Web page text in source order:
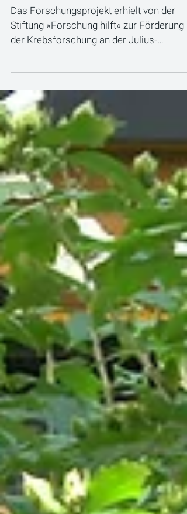
HIRNTUMORE"
Das Forschungsprojekt erhielt von der
Stiftung »Forschung hilft« zur Förderung
Maximilians-Universität...